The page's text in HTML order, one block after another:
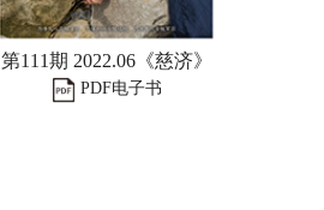
第111期 2022.06《慈济》
PDF电子书